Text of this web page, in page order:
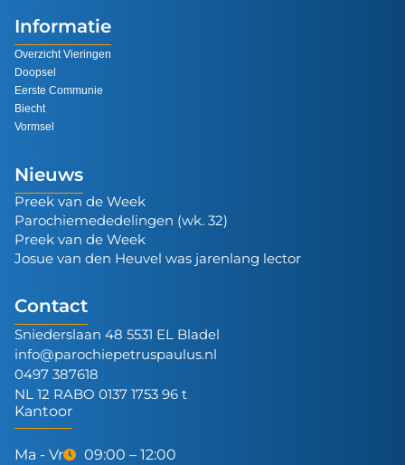
Informatie
Overzicht Vieringen
Doopsel
Eerste Communie
Biecht
Vormsel
Nieuws
Preek van de Week
Parochiemededelingen (wk. 32)
Preek van de Week
Josue van den Heuvel was jarenlang lector
Contact
Sniederslaan 48 5531 EL Bladel
info@parochiepetruspaulus.nl
0497 387618
NL 12 RABO 0137 1753 96 t
Kantoor
Ma - Vr 09:00 – 12:00